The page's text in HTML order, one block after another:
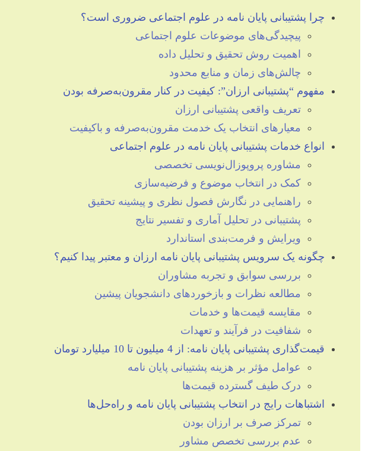
چرا پشتیبانی پایان نامه در علوم اجتماعی ضروری است؟
پیچیدگی‌های موضوعات علوم اجتماعی
اهمیت روش تحقیق و تحلیل داده
چالش‌های زمان و منابع محدود
مفهوم “پشتیبانی ارزان”: کیفیت در کنار مقرون‌به‌صرفه بودن
تعریف واقعی پشتیبانی ارزان
معیارهای انتخاب یک خدمت مقرون‌به‌صرفه و باکیفیت
انواع خدمات پشتیبانی پایان نامه در علوم اجتماعی
مشاوره پروپوزال‌نویسی تخصصی
کمک در انتخاب موضوع و فرضیه‌سازی
راهنمایی در نگارش فصول نظری و پیشینه تحقیق
پشتیبانی در تحلیل آماری و تفسیر نتایج
ویرایش و فرمت‌بندی استاندارد
چگونه یک سرویس پشتیبانی پایان نامه ارزان و معتبر پیدا کنیم؟
بررسی سوابق و تجربه مشاوران
مطالعه نظرات و بازخوردهای دانشجویان پیشین
مقایسه قیمت‌ها و خدمات
شفافیت در فرآیند و تعهدات
قیمت‌گذاری پشتیبانی پایان نامه: از 4 میلیون تا 10 میلیارد تومان
عوامل مؤثر بر هزینه پشتیبانی پایان نامه
درک طیف گسترده قیمت‌ها
اشتباهات رایج در انتخاب پشتیبانی پایان نامه و راه‌حل‌ها
تمرکز صرف بر ارزان بودن
عدم بررسی تخصص مشاور